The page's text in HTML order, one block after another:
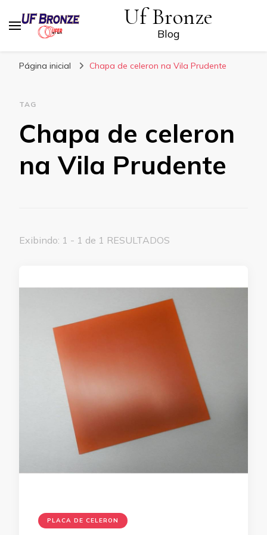
Uf Bronze
Blog
Página inicial Chapa de celeron na Vila Prudente
TAG
Chapa de celeron
na Vila Prudente
Exibindo: 1 - 1 de 1 RESULTADOS
PLACA DE CELERON